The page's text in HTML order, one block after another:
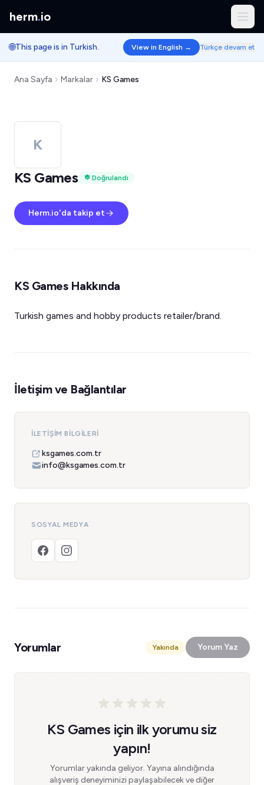
herm.io
🌐This page is in Turkish. View in English → Türkçe devam et
Ana Sayfa Markalar KS Games
K
KS Games
Doğrulandı
Herm.io'da takip et
KS Games Hakkında
Turkish games and hobby products retailer/brand.
İletişim ve Bağlantılar
İLETIŞIM BILGILERI
ksgames.com.tr
info@ksgames.com.tr
SOSYAL MEDYA
Yorumlar Yakında Yorum Yaz
KS Games için ilk yorumu siz
yapın!
Yorumlar yakında geliyor. Yayına alındığında
alışveriş deneyiminizi paylaşabilecek ve diğer